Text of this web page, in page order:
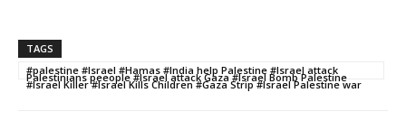
TAGS
#palestine #Israel #Hamas #India help Palestine #Israel attack
Palestinians peeople #Israel attack Gaza #Israel Bomb Palestine
#Israel Killer #Israel Kills Children #Gaza Strip #Israel Palestine war